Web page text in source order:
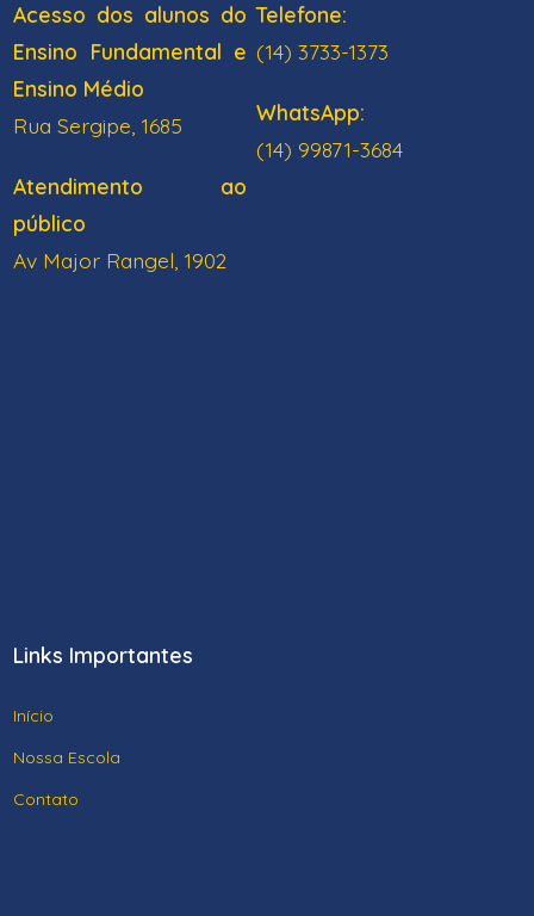
Acesso dos alunos do
Ensino Fundamental e
Ensino Médio
Rua Sergipe, 1685
Atendimento ao
público
Av Major Rangel, 1902
Telefone:
(14) 3733-1373
WhatsApp:
(14) 99871-3684
Links Importantes
Início
Nossa Escola
Contato